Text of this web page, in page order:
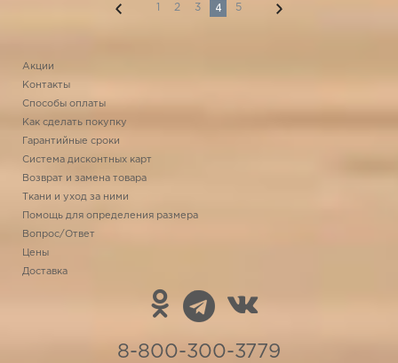
1 2 3 4 5
Акции
Контакты
Способы оплаты
Как сделать покупку
Гарантийные сроки
Система дисконтных карт
Возврат и замена товара
Ткани и уход за ними
Помощь для определения размера
Вопрос/Ответ
Цены
Доставка
8-800-300-3779